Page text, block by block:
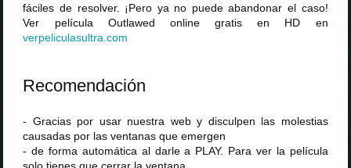
fáciles de resolver. ¡Pero ya no puede abandonar el caso!
Ver película Outlawed online gratis en HD en
verpeliculasultra .com
Recomendación
- Gracias por usar nuestra web y disculpen las molestias
causadas por las ventanas que emergen
- de forma automática al darle a PLAY. Para ver la película